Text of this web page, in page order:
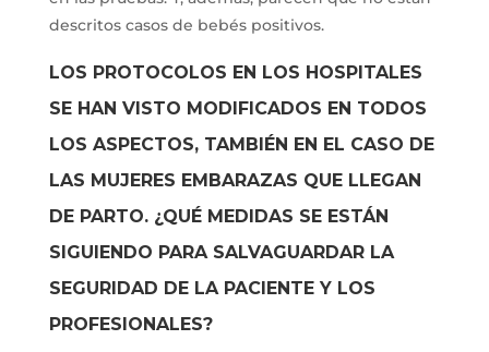
descritos casos de bebés positivos.
LOS PROTOCOLOS EN LOS HOSPITALES
SE HAN VISTO MODIFICADOS EN TODOS
LOS ASPECTOS, TAMBIÉN EN EL CASO DE
LAS MUJERES EMBARAZAS QUE LLEGAN
DE PARTO. ¿QUÉ MEDIDAS SE ESTÁN
SIGUIENDO PARA SALVAGUARDAR LA
SEGURIDAD DE LA PACIENTE Y LOS
PROFESIONALES?